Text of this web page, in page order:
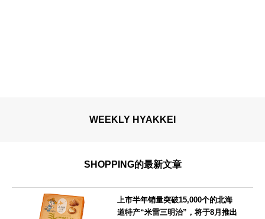
WEEKLY HYAKKEI
SHOPPING的最新文章
上市半年销量突破15,000个的北海
道特产“米雷三明治”，将于8月推出